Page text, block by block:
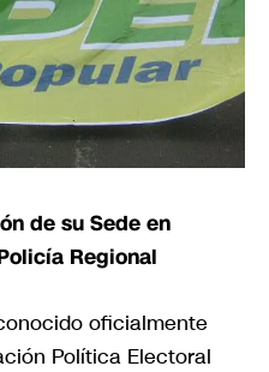
de su Sede en
Regional
oficialmente
Política Electoral